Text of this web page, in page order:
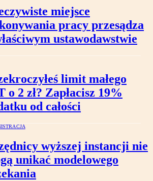
miejsce
pracy przesądza
ustawodawstwie
limit małego
o 2 zł? Zapłacisz 19%
od całości
wyższej instancji nie
unikać modelowego